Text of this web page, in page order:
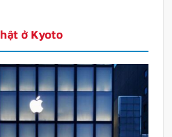
ở Kyoto